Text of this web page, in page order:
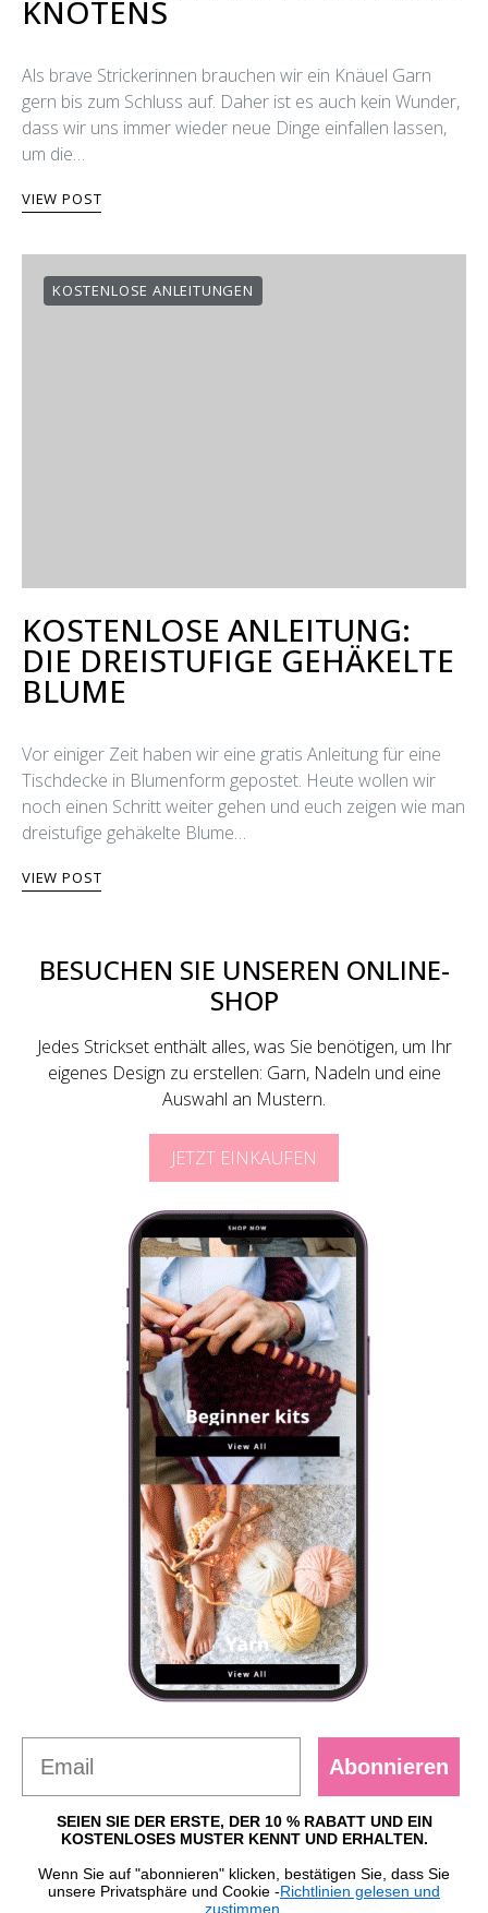
KNOTENS
Als brave Strickerinnen brauchen wir ein Knäuel Garn
gern bis zum Schluss auf. Daher ist es auch kein Wunder,
dass wir uns immer wieder neue Dinge einfallen lassen,
um die…
VIEW POST
KOSTENLOSE ANLEITUNGEN
KOSTENLOSE ANLEITUNG:
DIE DREISTUFIGE GEHÄKELTE
BLUME
Vor einiger Zeit haben wir eine gratis Anleitung für eine
Tischdecke in Blumenform gepostet. Heute wollen wir
noch einen Schritt weiter gehen und euch zeigen wie man
dreistufige gehäkelte Blume…
VIEW POST
BESUCHEN SIE UNSEREN ONLINE-
SHOP
Jedes Strickset enthält alles, was Sie benötigen, um Ihr
eigenes Design zu erstellen: Garn, Nadeln und eine
Auswahl an Mustern.
JETZT EINKAUFEN
Abonnieren
SEIEN SIE DER ERSTE, DER 10 % RABATT UND EIN
KOSTENLOSES MUSTER KENNT UND ERHALTEN.
Wenn Sie auf "abonnieren" klicken, bestätigen Sie, dass Sie
unsere Privatsphäre und Cookie -Richtlinien gelesen und
zustimmen.